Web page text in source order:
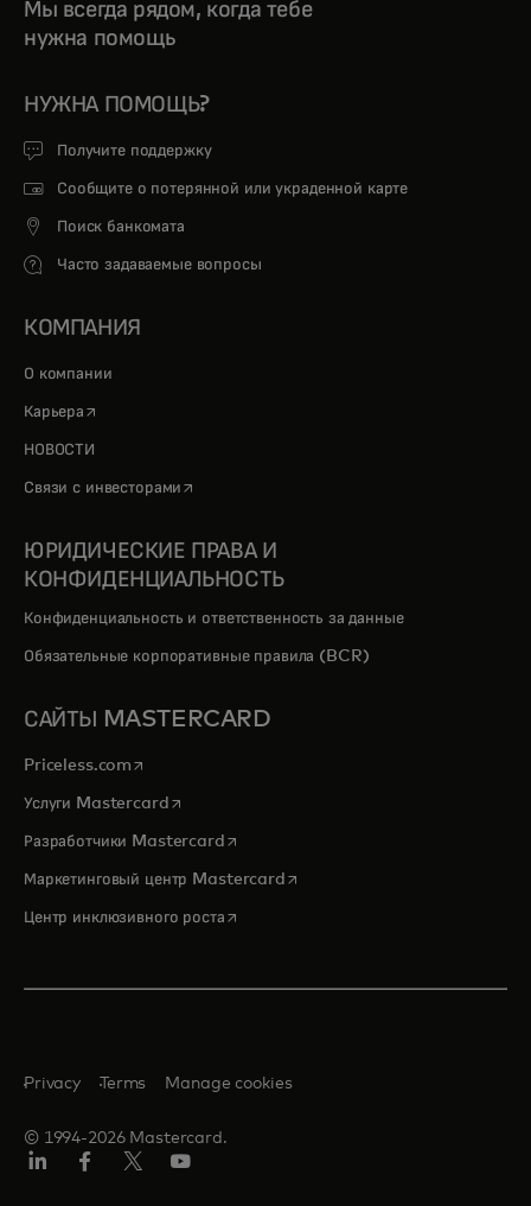
Мы всегда рядом, когда тебе
нужна помощь
НУЖНА ПОМОЩЬ?
Получите поддержку
Сообщите о потерянной или украденной карте
Поиск банкомата
Часто задаваемые вопросы
КОМПАНИЯ
О компании
Карьера opens in a new tab
НОВОСТИ
Связи с инвесторами opens in a new tab
ЮРИДИЧЕСКИЕ ПРАВА И
КОНФИДЕНЦИАЛЬНОСТЬ
Конфиденциальность и ответственность за данные
Обязательные корпоративные правила (BCR)
САЙТЫ MASTERCARD
Priceless.com opens in a new tab
Услуги Mastercardopens in a new tab
Разработчики Mastercardopens in a new tab
Маркетинговый центр Mastercardopens in a new tab
Центр инклюзивного ростаopens in a new tab
© 1994-2026 Mastercard.
Privacy Terms Manage cookies